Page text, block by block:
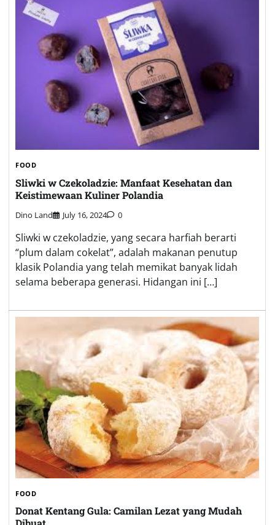
FOOD
Sliwki w Czekoladzie: Manfaat Kesehatan dan
Keistimewaan Kuliner Polandia
Dino Land July 16, 2024 0
Sliwki w czekoladzie, yang secara harfiah berarti
“plum dalam cokelat”, adalah makanan penutup
klasik Polandia yang telah memikat banyak lidah
selama beberapa generasi. Hidangan ini […]
FOOD
Donat Kentang Gula: Camilan Lezat yang Mudah